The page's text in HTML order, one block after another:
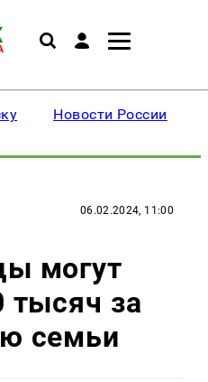
Новости России
06.02.2024, 11:00
могут
тысяч за
семьи